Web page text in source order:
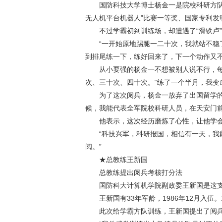
国防科技大学博士杨金一是院校科研方队
无人机平台机器人”比赛一等奖、国家专利发
不过学霸初到训练场，却遭遇了“滑铁卢
“一开始原地踢腿一二十次，我就站不稳
到排尾练一下，练好回来了，下一个动作又
从小要强的杨金一不想被别人说不行，
次、三十次、四十次。“练了一个半月，我
为了这次阅兵，杨金一放弃了出国留学的
候，我能代表全军院校科研人员，在天安门
他表示，这次经历磨炼了心性，让他学
“科技兴军，科研报国，相信有一天，我
阅。”
★总教练王新国
总教练提出阅兵考核打分法
国防科大计算机学院副政委王新国是这
王新国有33年军龄，1986年12月入伍。
此次给学霸方队训练，王新国提出了阅